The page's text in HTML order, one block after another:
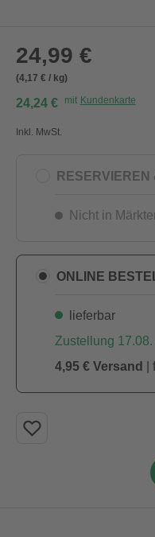
24,99 €
(4,17 € / kg)
24,24 € mit Kundenkarte
Inkl. MwSt.
RESERVIEREN
Nicht in
ONLINE
lieferbar
Zustellung 17.08.
4,95 € Versand
|